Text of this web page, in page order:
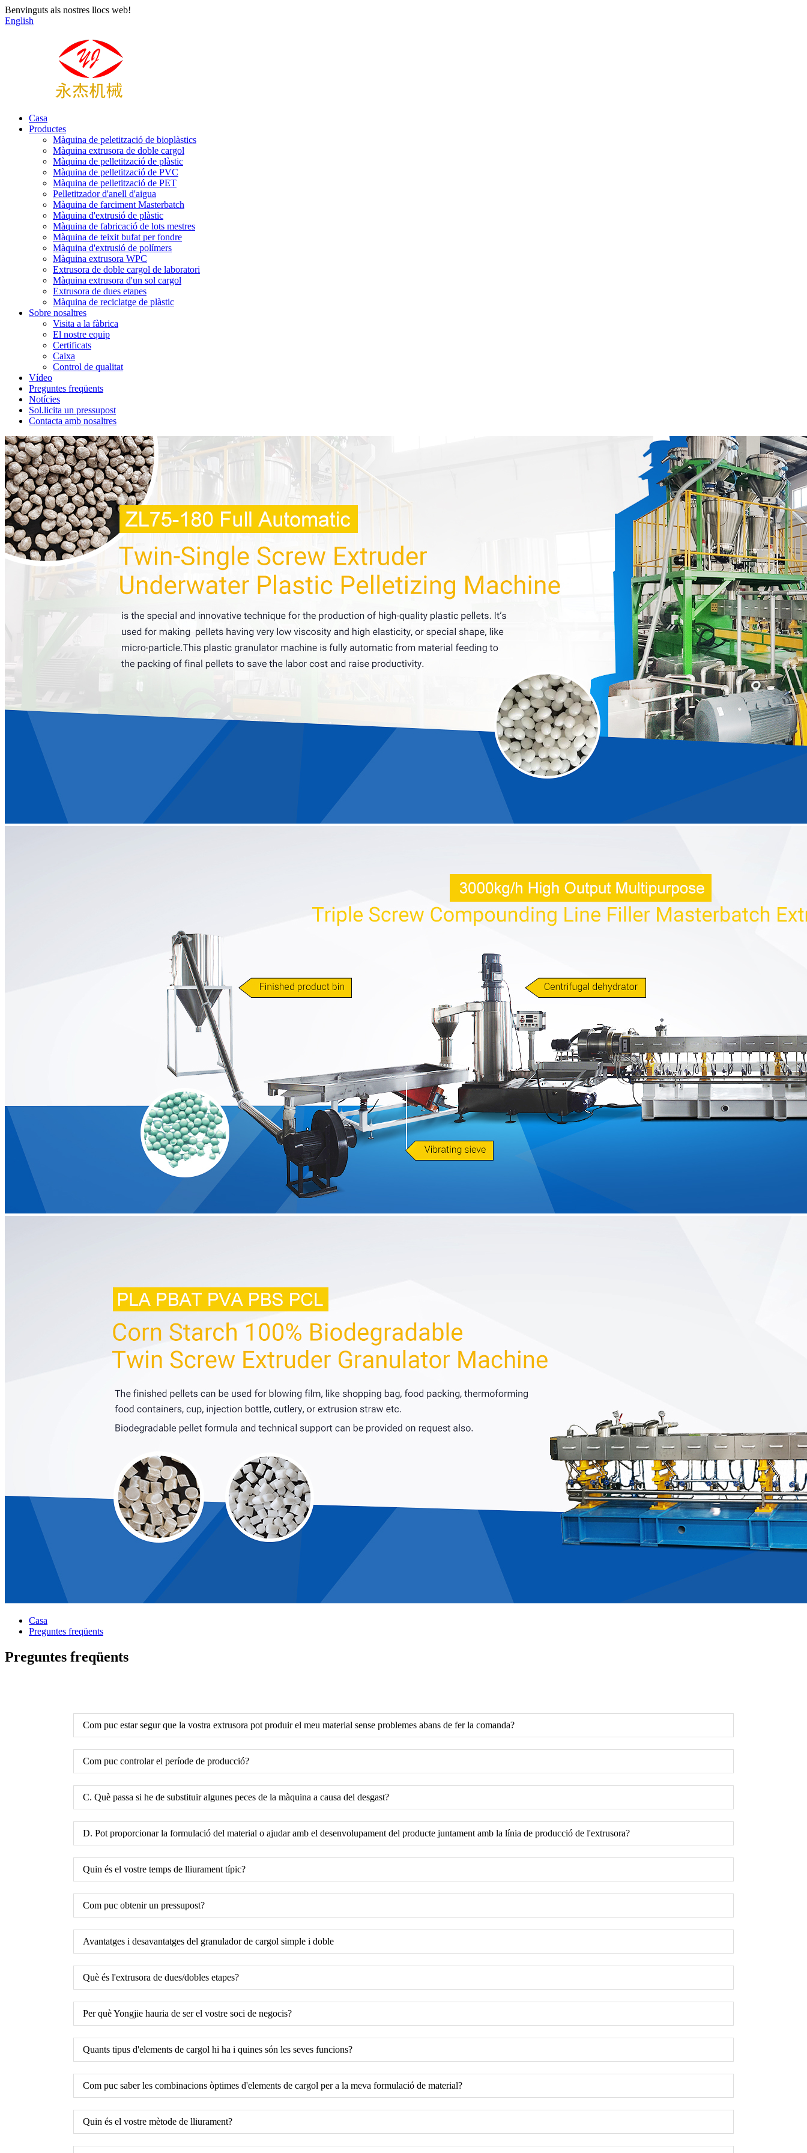
Benvinguts als nostres llocs web!
English
Casa
Productes
Màquina de peletització de bioplàstics
Màquina extrusora de doble cargol
Màquina de pelletització de plàstic
Màquina de pelletització de PVC
Màquina de pelletització de PET
Pelletitzador d'anell d'aigua
Màquina de farciment Masterbatch
Màquina d'extrusió de plàstic
Màquina de fabricació de lots mestres
Màquina de teixit bufat per fondre
Màquina d'extrusió de polímers
Màquina extrusora WPC
Extrusora de doble cargol de laboratori
Màquina extrusora d'un sol cargol
Extrusora de dues etapes
Màquina de reciclatge de plàstic
Sobre nosaltres
Visita a la fàbrica
El nostre equip
Certificats
Caixa
Control de qualitat
Vídeo
Preguntes freqüents
Notícies
Sol.licita un pressupost
Contacta amb nosaltres
Casa
Preguntes freqüents
Preguntes freqüents
Com puc estar segur que la vostra extrusora pot produir el meu material sense problemes abans de fer la comanda?
Com puc controlar el període de producció?
C. Què passa si he de substituir algunes peces de la màquina a causa del desgast?
D. Pot proporcionar la formulació del material o ajudar amb el desenvolupament del producte juntament amb la línia de producció de l'extrusora?
Quin és el vostre temps de lliurament típic?
Com puc obtenir un pressupost?
Avantatges i desavantatges del granulador de cargol simple i doble
Què és l'extrusora de dues/dobles etapes?
Per què Yongjie hauria de ser el vostre soci de negocis?
Quants tipus d'elements de cargol hi ha i quines són les seves funcions?
Com puc saber les combinacions òptimes d'elements de cargol per a la meva formulació de material?
Quin és el vostre mètode de lliurament?